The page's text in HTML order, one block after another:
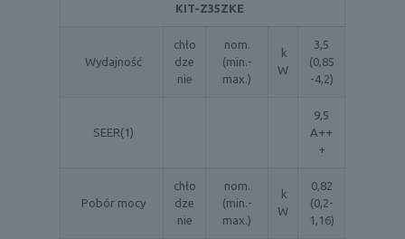
KIT-Z35ZKE
Wydajność
chło
dze
nie
nom.
(min.-
max.)
k
W
3,5
(0,85
-4,2)
SEER(1)
9,5
A++
+
Pobór mocy
chło
dze
nie
nom.
(min.-
max.)
k
W
0,82
(0,2-
1,16)